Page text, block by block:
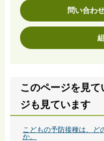
問い合わ
このページを見
ジも見ています
こどもの予防接種は、ど
か。